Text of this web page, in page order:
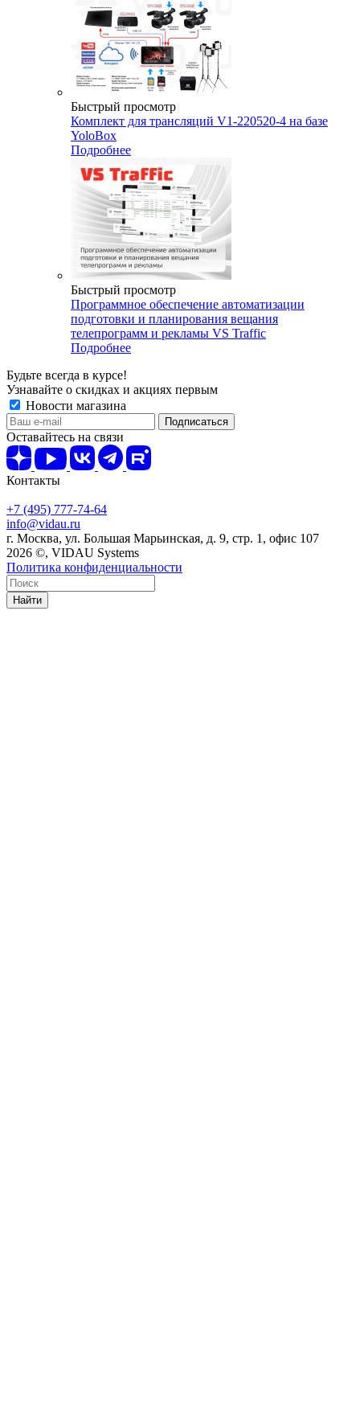
Быстрый просмотр
Комплект для трансляций V1-220520-4 на базе
YoloBox
Подробнее
Быстрый просмотр
Программное обеспечение автоматизации
подготовки и планирования вещания
телепрограмм и рекламы VS Traffic
Подробнее
Будьте всегда в курсе!
Узнавайте о скидках и акциях первым
Новости магазина
Оставайтесь на связи
Контакты
+7 (495) 777-74-64
info@vidau.ru
г. Москва, ул. Большая Марьинская, д. 9, стр. 1, офис 107
2026 ©, VIDAU Systems
Политика конфиденциальности
Найти